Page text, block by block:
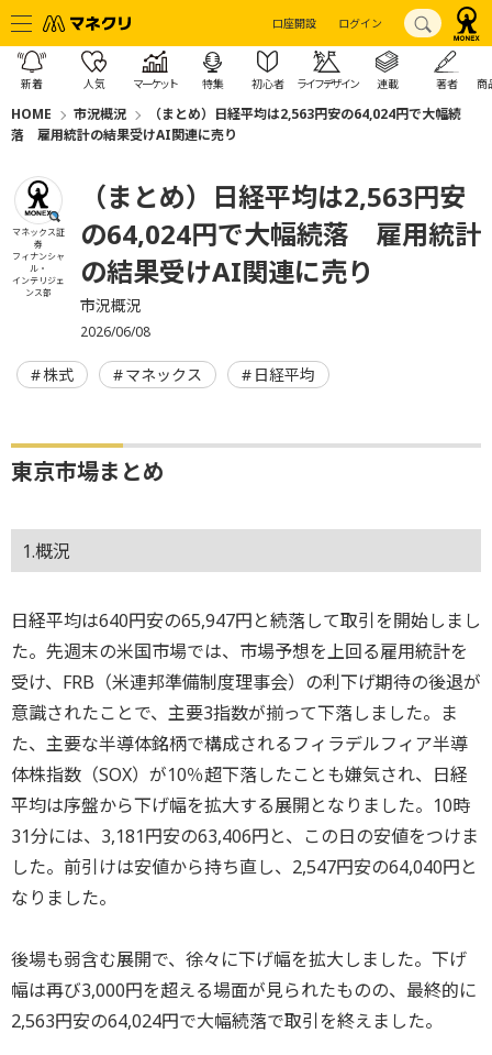
口座開設 ログイン
新着 人気 マーケット 特集 初心者 ライフデザイン 連載 著者 商
HOME 市況概況
（まとめ）日経平均は2,563円安の64,024円で大幅続
落 雇用統計の結果受けAI関連に売り
マネックス証
券
フィナンシャ
ル・
インテリジェ
ンス部
（まとめ）日経平均は2,563円安
の64,024円で大幅続落 雇用統計
の結果受けAI関連に売り
市況概況
2026/06/08
株式 マネックス 日経平均
東京市場まとめ
1.概況
日経平均は640円安の65,947円と続落して取引を開始しまし
た。先週末の米国市場では、市場予想を上回る雇用統計を
受け、FRB（米連邦準備制度理事会）の利下げ期待の後退が
意識されたことで、主要3指数が揃って下落しました。ま
た、主要な半導体銘柄で構成されるフィラデルフィア半導
体株指数（SOX）が10％超下落したことも嫌気され、日経
平均は序盤から下げ幅を拡大する展開となりました。10時
31分には、3,181円安の63,406円と、この日の安値をつけま
した。前引けは安値から持ち直し、2,547円安の64,040円と
なりました。
後場も弱含む展開で、徐々に下げ幅を拡大しました。下げ
幅は再び3,000円を超える場面が見られたものの、最終的に
2,563円安の64,024円で大幅続落で取引を終えました。